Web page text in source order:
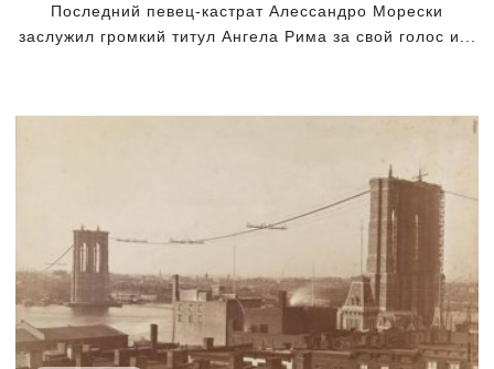
Последний певец-кастрат Алессандро Морески
заслужил громкий титул Ангела Рима за свой голос и...